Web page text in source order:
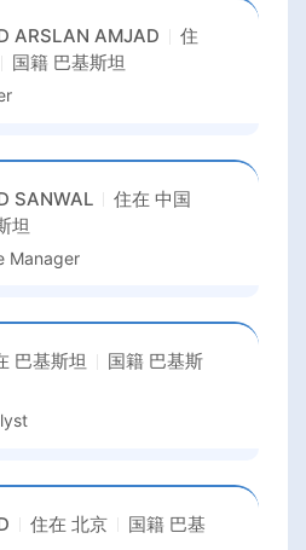
ARSLAN AMJAD
住
国籍 巴基斯坦
SANWAL 住在 中国
坦
Manager
巴基斯坦 国籍 巴基斯
住在 北京 国籍 巴基